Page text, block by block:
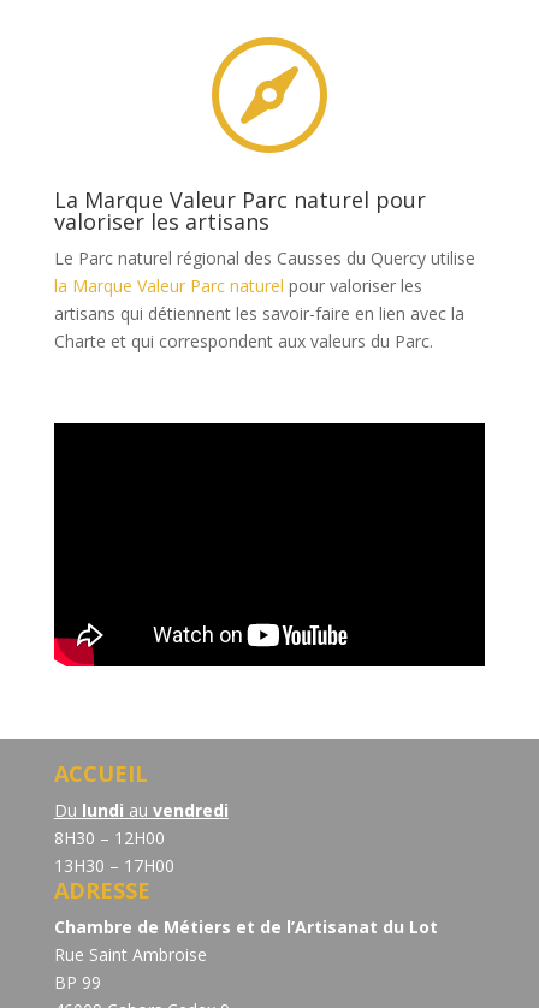

La Marque Valeur Parc naturel pour
valoriser les artisans
Le Parc naturel régional des Causses du Quercy utilise
la Marque Valeur Parc naturel pour valoriser les
artisans qui détiennent les savoir-faire en lien avec la
Charte et qui correspondent aux valeurs du Parc.
ACCUEIL
Du lundi au vendredi
8H30 – 12H00
13H30 – 17H00
ADRESSE
Chambre de Métiers et de l’Artisanat du Lot
Rue Saint Ambroise
BP 99